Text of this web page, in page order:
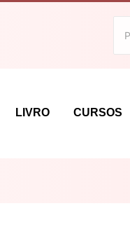
LIVRO CURSOS